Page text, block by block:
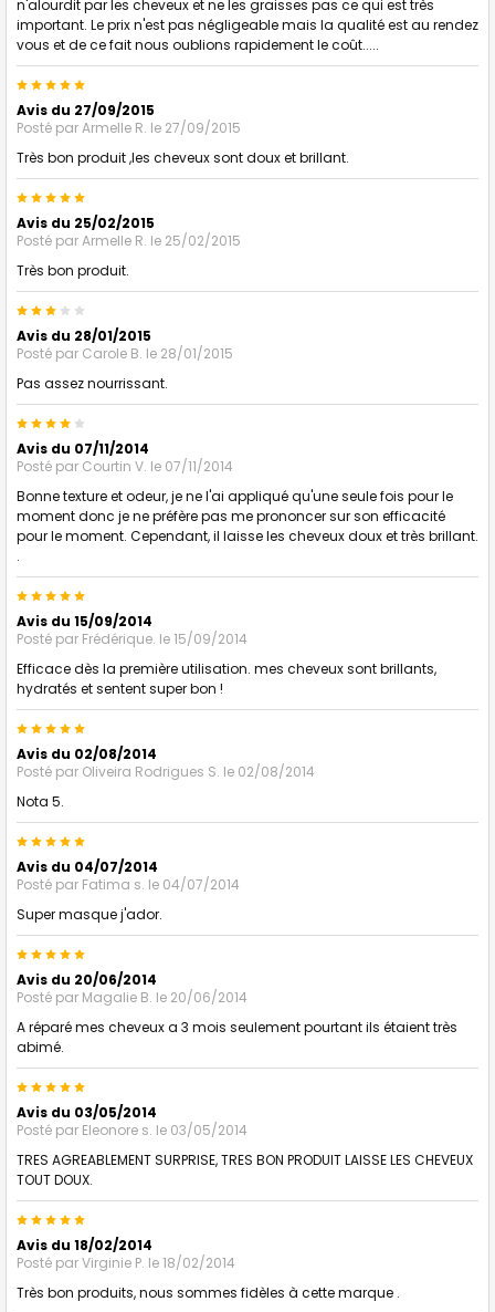
n'alourdit par les cheveux et ne les graisses pas ce qui est très
important. Le prix n'est pas négligeable mais la qualité est au rendez
vous et de ce fait nous oublions rapidement le coût.....
5
Avis du 27/09/2015
Posté parArmelle R. le 27/09/2015
Très bon produit ,les cheveux sont doux et brillant.
5
Avis du 25/02/2015
Posté parArmelle R. le 25/02/2015
Très bon produit.
Avis du 28/01/2015
Posté par Carole B. le 28/01/2015
Pas assez nourrissant.
Avis du 07/11/2014
Posté par Courtin V. le 07/11/2014
Bonne texture et odeur, je ne l'ai appliqué qu'une seule fois pour le
moment donc je ne préfère pas me prononcer sur son efficacité
pour le moment. Cependant, il laisse les cheveux doux et très brillant.
.
5
Avis du 15/09/2014
Posté par Frédérique. le 15/09/2014
Efficace dès la première utilisation. mes cheveux sont brillants,
hydratés et sentent super bon !
5
Avis du 02/08/2014
Posté par Oliveira Rodrigues S. le 02/08/2014
Nota 5.
5
Avis du 04/07/2014
Posté par Fatima s. le 04/07/2014
Super masque j'ador.
5
Avis du 20/06/2014
Posté par Magalie B. le 20/06/2014
A réparé mes cheveux a 3 mois seulement pourtant ils étaient très
abimé.
5
Avis du 03/05/2014
Posté par Eleonore s. le 03/05/2014
TRES AGREABLEMENT SURPRISE, TRES BON PRODUIT LAISSE LES CHEVEUX
TOUT DOUX.
5
Avis du 18/02/2014
Posté parVirginie P. le 18/02/2014
Très bon produits, nous sommes fidèles à cette marque .